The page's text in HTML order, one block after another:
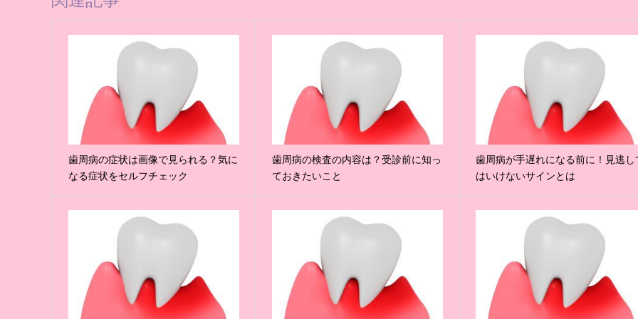
歯周病の症状は画像で見られる？気に
なる症状をセルフチェック
歯周病の検査の内容は？受診前に知っ
ておきたいこと
歯周病が手遅れになる前に！見逃し
はいけないサインとは